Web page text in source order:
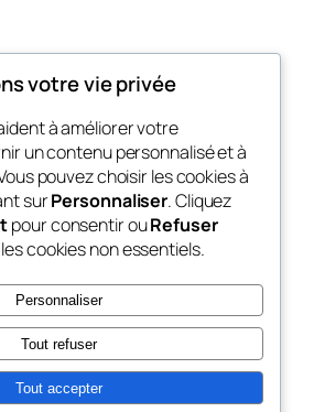
Évènements
Boutique
Compositions
Thèmes
votre vie privée
à améliorer votre
un contenu personnalisé et à
pouvez choisir les cookies à
surPersonnaliser. Cliquez
pour consentir ouRefuser
cookies non essentiels.
Personnaliser
Tout refuser
Tout accepter